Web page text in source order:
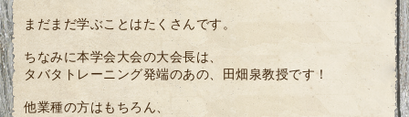
まだまだ学ぶことはたくさんです。
ちなみに本学会大会の大会長は、
タバタトレーニング発端のあの、田畑泉教授です！
他業種の方はもちろん、